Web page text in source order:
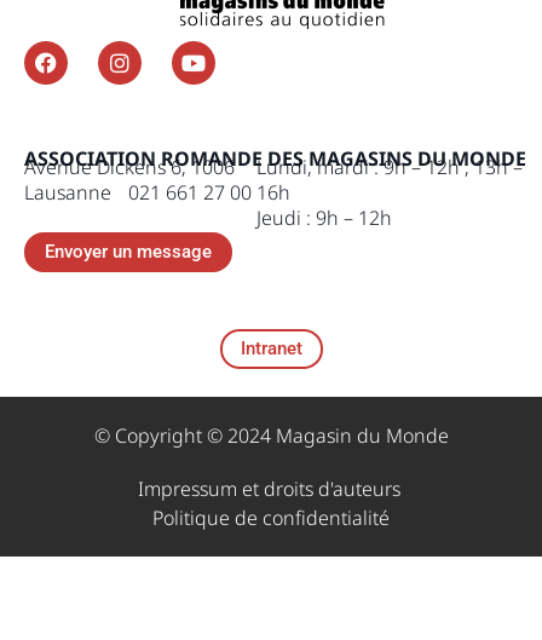
ASSOCIATION ROMANDE DES MAGASINS DU MONDE
Avenue Dickens 6, 1006
Lausanne 021 661 27 00
Lundi, mardi : 9h – 12h , 13h –
16h
Jeudi : 9h – 12h
Envoyer un message
Intranet
© Copyright © 2024 Magasin du Monde
Impressum et droits d'auteurs ​
Politique de confidentialité​